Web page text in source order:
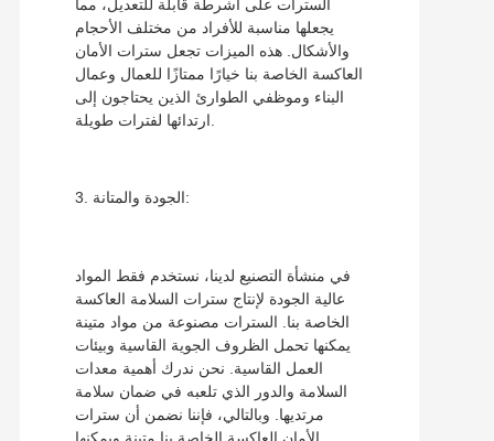
السترات على أشرطة قابلة للتعديل، مما
يجعلها مناسبة للأفراد من مختلف الأحجام
والأشكال. هذه الميزات تجعل سترات الأمان
العاكسة الخاصة بنا خيارًا ممتازًا للعمال وعمال
البناء وموظفي الطوارئ الذين يحتاجون إلى
3. الجودة والمتانة:
في منشأة التصنيع لدينا، نستخدم فقط المواد
عالية الجودة لإنتاج سترات السلامة العاكسة
الخاصة بنا. السترات مصنوعة من مواد متينة
يمكنها تحمل الظروف الجوية القاسية وبيئات
العمل القاسية. نحن ندرك أهمية معدات
السلامة والدور الذي تلعبه في ضمان سلامة
مرتديها. وبالتالي، فإننا نضمن أن سترات